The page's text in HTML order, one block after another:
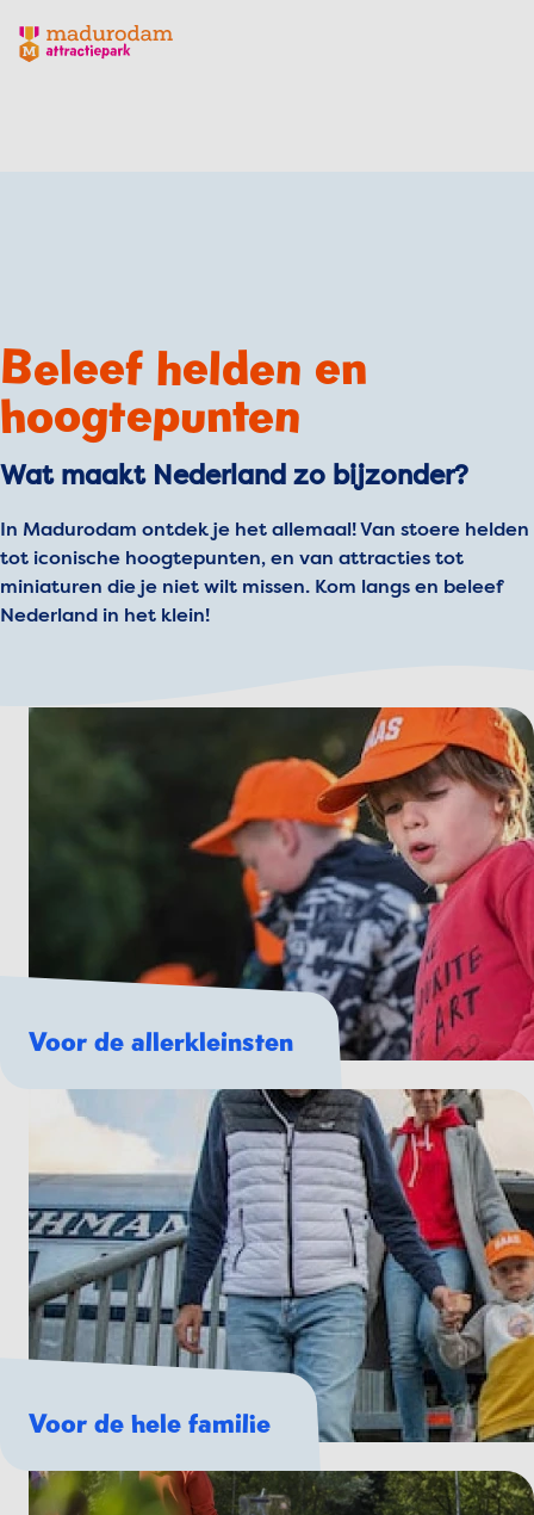
Madurodam logo, naar de homepage
Beleef helden en
hoogtepunten
Wat maakt Nederland zo bijzonder?
In Madurodam ontdek je het allemaal! Van stoere helden
tot iconische hoogtepunten, en van attracties tot
miniaturen die je niet wilt missen. Kom langs en beleef
Nederland in het klein!
Voor de allerkleinsten
Voor de hele familie